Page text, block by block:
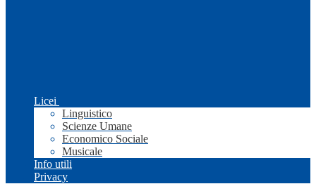
Licei
Linguistico
Scienze Umane
Economico Sociale
Musicale
Info utili
Privacy